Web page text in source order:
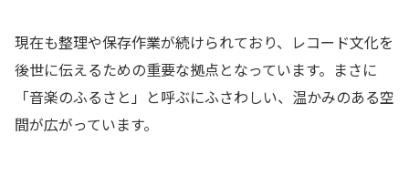
現在も整理や保存作業が続けられており、レコード文化を
後世に伝えるための重要な拠点となっています。まさに
「音楽のふるさと」と呼ぶにふさわしい、温かみのある空
間が広がっています。